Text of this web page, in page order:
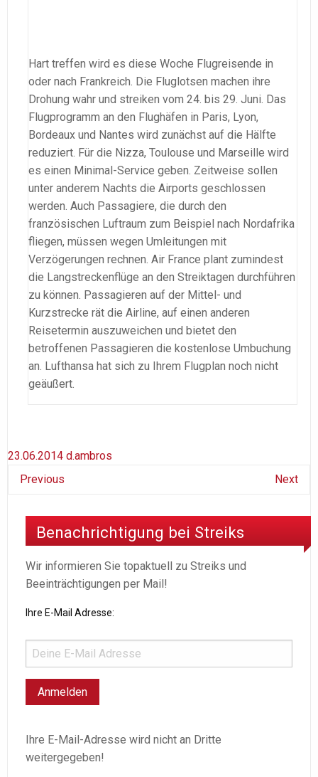
Hart treffen wird es diese Woche Flugreisende in
oder nach Frankreich. Die Fluglotsen machen ihre
Drohung wahr und streiken vom 24. bis 29. Juni. Das
Flugprogramm an den Flughäfen in Paris, Lyon,
Bordeaux und Nantes wird zunächst auf die Hälfte
reduziert. Für die Nizza, Toulouse und Marseille wird
es einen Minimal-Service geben. Zeitweise sollen
unter anderem Nachts die Airports geschlossen
werden. Auch Passagiere, die durch den
französischen Luftraum zum Beispiel nach Nordafrika
fliegen, müssen wegen Umleitungen mit
Verzögerungen rechnen. Air France plant zumindest
die Langstreckenflüge an den Streiktagen durchführen
zu können. Passagieren auf der Mittel- und
Kurzstrecke rät die Airline, auf einen anderen
Reisetermin auszuweichen und bietet den
betroffenen Passagieren die kostenlose Umbuchung
an. Lufthansa hat sich zu Ihrem Flugplan noch nicht
geäußert.
23.06.2014 d.ambros
Previous
Next
Benachrichtigung bei Streiks
Wir informieren Sie topaktuell zu Streiks und
Beeinträchtigungen per Mail!
Ihre E-Mail Adresse:
Ihre E-Mail-Adresse wird nicht an Dritte
weitergegeben!